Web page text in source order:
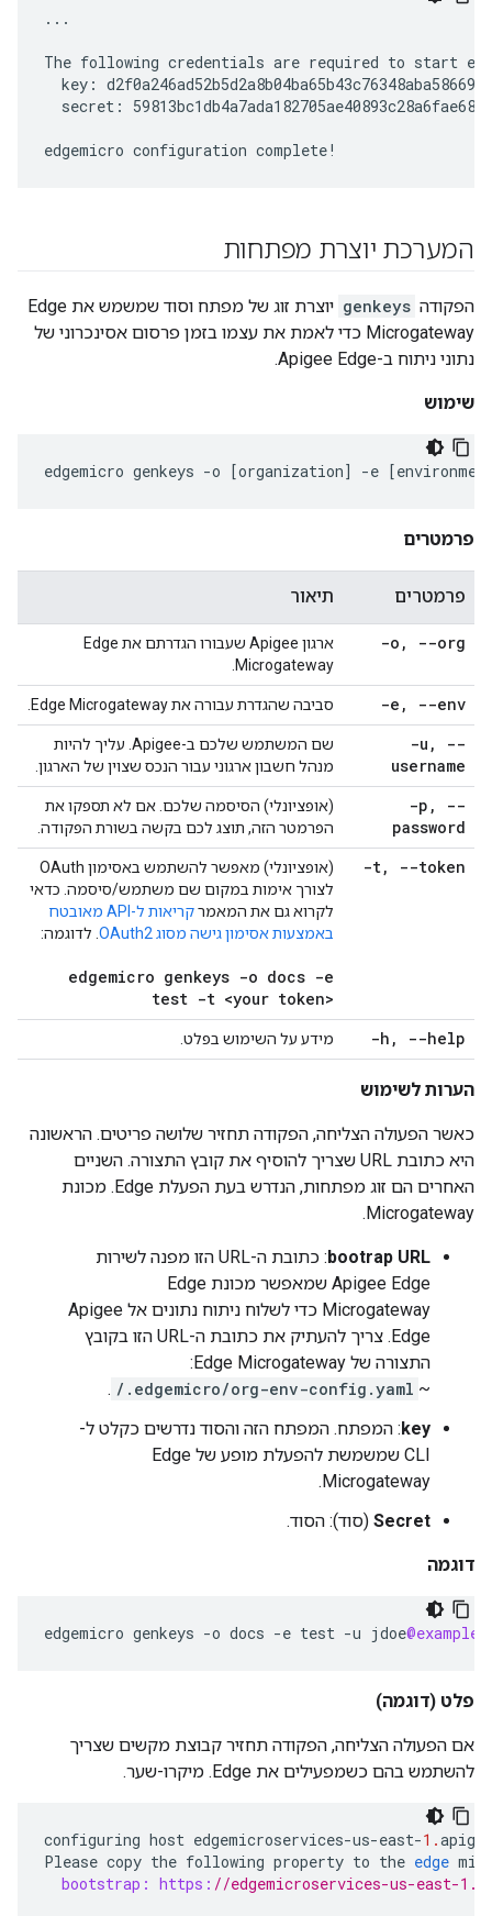
...
The following credentials are required to start
key:
secret:
edgemicro configuration complete!
המערכת יוצרת מפתחות
הפקודה genkeys
יוצרת זוג של מפתח וסוד שמשמש את Edge
Microgateway כדי לאמת את עצמו בזמן פרסום אסינכרוני של
נתוני ניתוח ב-Apigee Edge.
שימוש
edgemicro genkeys -o [organization] -e [
פרמטרים
פרמטרים תיאור
-o , --org
ארגון Apigee שעבורו הגדרתם את Edge
Microgateway.
-e , --env סביבה שהגדרת עבורה את Edge Microgateway.
-u ,
--
username
שם המשתמש שלכם ב-Apigee. עליך להיות
מנהל חשבון ארגוני עבור הנכס שצוין של הארגון.
-p ,
--
password
(אופציונלי) הסיסמה שלכם. אם לא תספקו את
הפרמטר הזה, תוצג לכם בקשה בשורת הפקודה.
-t, --token
(אופציונלי) מאפשר להשתמש באסימון OAuth
לצורך אימות במקום שם משתמש/סיסמה. כדאי
לקרוא גם את המאמר
קריאות ל-API מאובטח
באמצעות אסימון גישה מסוג OAuth2
. לדוגמה:
edgemicro genkeys -o docs -e
test -t <your token>
-h , --help מידע על השימוש בפלט.
הערות לשימוש
כאשר הפעולה הצליחה, הפקודה תחזיר שלושה פריטים. הראשונה
היא כתובת URL שצריך להוסיף את קובץ התצורה. השניים
האחרים הם זוג מפתחות, הנדרש בעת הפעלת Edge. מכונת
Microgateway.
bootrap URL
: כתובת ה-URL הזו מפנה לשירות
Apigee Edge שמאפשר מכונת Edge
Microgateway כדי לשלוח ניתוח נתונים אל Apigee
Edge. צריך להעתיק את כתובת ה-URL הזו בקובץ
התצורה של Edge Microgateway:
~
/.edgemicro/org-env-config.yaml
.
key: המפתח. המפתח הזה והסוד נדרשים כקלט ל-
CLI שמשמשת להפעלת מופע של Edge
Microgateway.
Secret (סוד): הסוד.
דוגמה
edgemicro genkeys -o docs -e test -u jdoe@example
פלט (דוגמה)
אם הפעולה הצליחה, הפקודה תחזיר קבוצת מקשים שצריך
להשתמש בהם כשמפעילים את Edge. מיקרו-שער.
configuring host edgemicroservices-us-east-1.apigee
Please copy the following property to the edge
bootstrap: https: //edgemicroservices-us-east-